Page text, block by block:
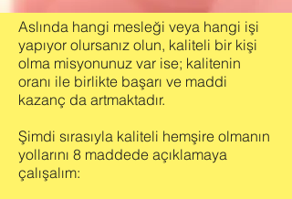
Aslında hangi mesleği veya hangi işi
yapıyor olursanız olun, kaliteli bir kişi
olma misyonunuz var ise; kalitenin
oranı ile birlikte başarı ve maddi
kazanç da artmaktadır.
Şimdi sırasıyla kaliteli hemşire olmanın
yollarını 8 maddede açıklamaya
çalışalım: